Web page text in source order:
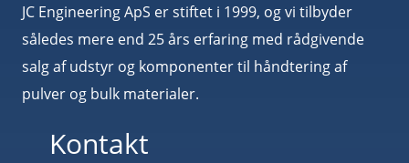
JC Engineering ApS er stiftet i 1999, og vi tilbyder
således mere end 25 års erfaring med rådgivende
salg af udstyr og komponenter til håndtering af
pulver og bulk materialer.
Kontakt